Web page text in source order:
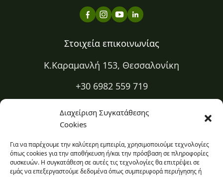
Διαχείριση Συγκατάθεσης
Cookies
Για να παρέχουμε την καλύτερη εμπειρία, χρησιμοποιούμε τεχνολογίες
όπως cookies για την αποθήκευση ή/και την πρόσβαση σε πληροφορίες
συσκευών. Η συγκατάθεση σε αυτές τις τεχνολογίες θα επιτρέψει σε
εμάς να επεξεργαστούμε δεδομένα όπως συμπεριφορά περιήγησης ή
Στοιχεία επικοινωνίας
Κ.Καραμανλή 153, Θεσσαλονίκη
+30 6982 559 719
+30 2310 334 883
kapa@kapadiatrofi.gr
Είμαι online 24/7